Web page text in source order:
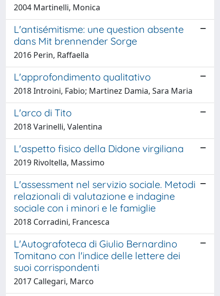
2004 Martinelli, Monica
L'antisémitisme: une question absente
dans Mit brennender Sorge
2016 Perin, Raffaella
L'approfondimento qualitativo
2018 Introini, Fabio; Martinez Damia, Sara Maria
L'arco di Tito
2018 Varinelli, Valentina
L'aspetto fisico della Didone virgiliana
2019 Rivoltella, Massimo
L'assessment nel servizio sociale. Metodi
relazionali di valutazione e indagine
sociale con i minori e le famiglie
2018 Corradini, Francesca
L'Autografoteca di Giulio Bernardino
Tomitano con l'indice delle lettere dei
suoi corrispondenti
2017 Callegari, Marco